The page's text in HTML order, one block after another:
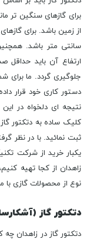
دتکتور گاز
دتکتور گاز در زاهدان چه